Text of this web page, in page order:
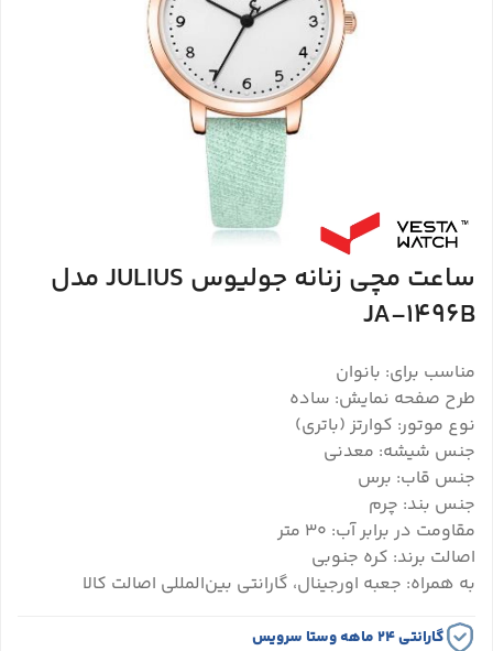
ساعت مچی زنانه جولیوس JULIUS مدل
JA-1496B
مناسب برای: بانوان
طرح صفحه نمایش: ساده
نوع موتور: کوارتز (باتری)
جنس شیشه: معدنی
جنس قاب: برس
جنس بند: چرم
مقاومت در برابر آب: 30 متر
اصالت برند: کره جنوبی
به همراه: جعبه اورجینال، گارانتی بین‌المللی اصالت کالا
گارانتی ۲۴ ماهه وستا سرویس